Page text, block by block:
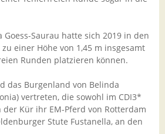
Goess-Saurau hatte sich 2019 in den
einer Höhe von 1,45 m insgesamt
Runden platzieren können.
das Burgenland von Belinda
vertreten, die sowohl im CDI3*
der Kür ihr EM-Pferd von Rotterdam
Stute Fustanella, an den